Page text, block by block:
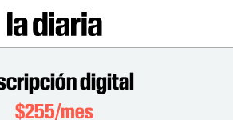
digital
$255/mes